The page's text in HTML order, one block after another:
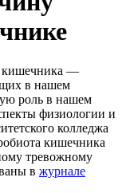
кишечника —
в нашем
роль в нашем
физиологии и
колледжа
кишечника
тревожному
в журнале